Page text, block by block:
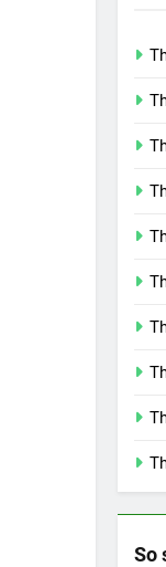
So